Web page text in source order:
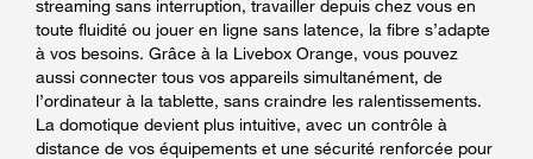
streaming sans interruption, travailler depuis chez vous en
toute fluidité ou jouer en ligne sans latence, la fibre s’adapte
à vos besoins. Grâce à la Livebox Orange, vous pouvez
aussi connecter tous vos appareils simultanément, de
l’ordinateur à la tablette, sans craindre les ralentissements.
La domotique devient plus intuitive, avec un contrôle à
distance de vos équipements et une sécurité renforcée pour